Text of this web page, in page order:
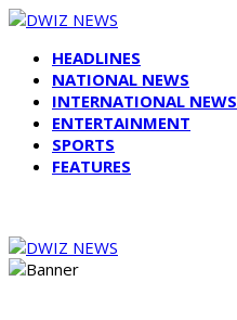
HEADLINES
NATIONAL NEWS
INTERNATIONAL NEWS
ENTERTAINMENT
SPORTS
FEATURES